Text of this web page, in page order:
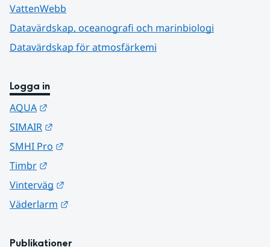
VattenWebb
Datavärdskap, oceanografi och marinbiologi
Datavärdskap för atmosfärkemi
Logga in
AQUA
SIMAIR
SMHI Pro
Timbr
Vinterväg
Väderlarm
Publikationer